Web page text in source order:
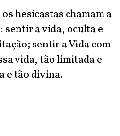
hesicastas chamam a
sentir a vida, oculta e
sentir a Vida com
vida, tão limitada e
e tão divina.